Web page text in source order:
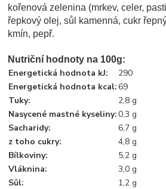
kořenová zelenina (mrkev, celer,
řepkový olej, sůl kamenná, cukr
kmín, pepř.
Nutriční hodnoty na 100g:
Energetická hodnota kJ:
290
Energetická hodnota kcal:69
Tuky:
2,8 g
Nasycené mastné kyseliny:0,3 g
Sacharidy:
6,7 g
z toho cukry:
4,8 g
Bílkoviny:
5,2 g
Vláknina:
3,0 g
Sůl: 1,2 g